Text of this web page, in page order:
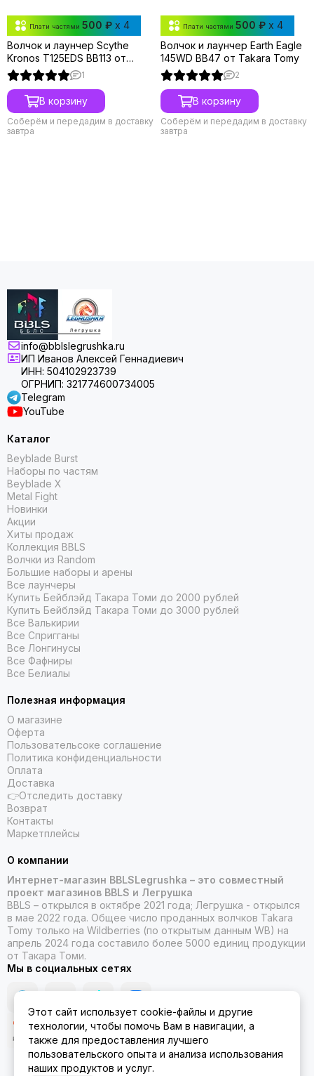
Плати частями 500 ₽ x 4
Волчок и лаунчер Scythe
Kronos T125EDS BB113 от
Takara Tomy
1
В корзину
Соберём и передадим в доставку
завтра
Плати частями 500 ₽ x 4
Волчок и лаунчер Earth Eagle
145WD BB47 от Takara Tomy
2
В корзину
Соберём и передадим в доставку
завтра
info@bblslegrushka.ru
ИП Иванов Алексей Геннадиевич
ИНН: 504102923739
ОГРНИП: 321774600734005
Telegram
YouTube
Каталог
Beyblade Burst
Наборы по частям
Beyblade X
Metal Fight
Новинки
Акции
Хиты продаж
Коллекция BBLS
Волчки из Random
Большие наборы и арены
Все лаунчеры
Купить Бейблэйд Такара Томи до 2000 рублей
Купить Бейблэйд Такара Томи до 3000 рублей
Все Валькирии
Все Спригганы
Все Лонгинусы
Все Фафниры
Все Белиалы
Полезная информация
О магазине
Оферта
Пользовательсоке соглашение
Политика конфиденциальности
Оплата
Доставка
👉Отследить доставку
Возврат
Контакты
Маркетплейсы
О компании
Интернет-магазин BBLSLegrushka – это совместный
проект магазинов BBLS и Легрушка
BBLS – открылся в октябре 2021 года; Легрушка - открылся
в мае 2022 года. Общее число проданных волчков Takara
Tomy только на Wildberries (по открытым данным WB) на
апрель 2024 года составило более 5000 единиц продукции
от Такара Томи.
Мы в социальных сетях
Этот сайт использует cookie-файлы и другие
технологии, чтобы помочь Вам в навигации, а
также для предоставления лучшего
пользовательского опыта и анализа использования
наших продуктов и услуг.